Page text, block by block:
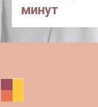
минут